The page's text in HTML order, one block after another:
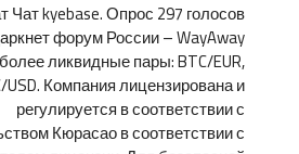
Чат kyebase. Опрос 297 голосов
форум России – WayAway
ликвидные пары: BTC/EUR,
USD. Компания лицензирована и
регулируется в соответствии с
Кюрасао в соответствии с